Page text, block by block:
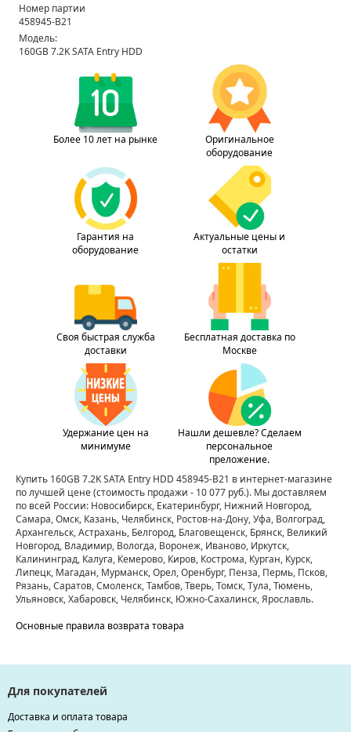
Номер партии
458945-B21
Модель:
160GB 7.2K SATA Entry HDD
Более 10 лет на рынке
Оригинальное
оборудование
Гарантия на
оборудование
Актуальные цены и
остатки
Своя быстрая служба
доставки
Бесплатная доставка по
Москве
Удержание цен на
минимуме
Нашли дешевле? Сделаем
персональное
преложение.
Купить 160GB 7.2K SATA Entry HDD 458945-B21 в интернет-магазине
по лучшей цене(стоимость продажи - 10 077 руб.). Мы доставляем
по всей России: Новосибирск, Екатеринбург, Нижний Новгород,
Самара, Омск, Казань, Челябинск, Ростов-на-Дону, Уфа, Волгоград,
Архангельск, Астрахань, Белгород, Благовещенск, Брянск, Великий
Новгород, Владимир, Вологда, Воронеж, Иваново, Иркутск,
Калининград, Калуга, Кемерово, Киров, Кострома, Курган, Курск,
Липецк, Магадан, Мурманск, Орел, Оренбург, Пенза, Пермь, Псков,
Рязань, Саратов, Смоленск, Тамбов, Тверь, Томск, Тула, Тюмень,
Ульяновск, Хабаровск, Челябинск, Южно-Сахалинск, Ярославль.
Основные правила возврата товара
Для покупателей
Доставка и оплата товара